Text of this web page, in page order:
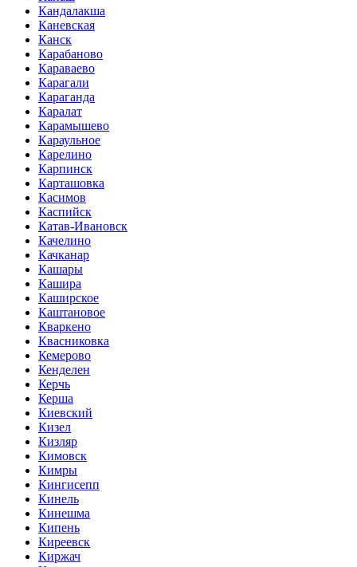
Кандалакша
Каневская
Канск
Карабаново
Караваево
Карагали
Караганда
Каралат
Карамышево
Караульное
Карелино
Карпинск
Карташовка
Касимов
Каспийск
Катав-Ивановск
Качелино
Качканар
Кашары
Кашира
Каширское
Каштановое
Кваркено
Квасниковка
Кемерово
Кенделен
Керчь
Керша
Киевский
Кизел
Кизляр
Кимовск
Кимры
Кингисепп
Кинель
Кинешма
Кипень
Киреевск
Киржач